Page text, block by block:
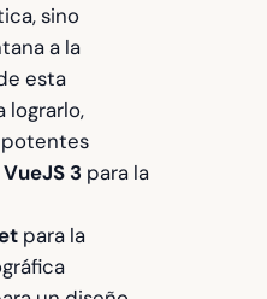
sino
a la
esta
lograrlo,
VueJS 3 para la
para la